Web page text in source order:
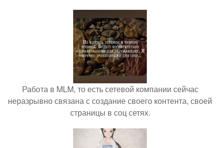
Работа в MLM, то есть сетевой компании сейчас
неразрывно связана с создание своего контента, своей
страницы в соц сетях.